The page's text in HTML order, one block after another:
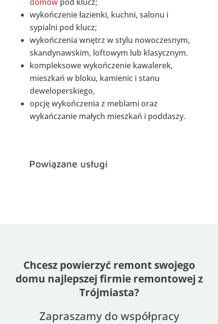
wykończenie łazienki, kuchni, salonu i
sypialni pod klucz;
wykończenia wnętrz w stylu nowoczesnym,
skandynawskim, loftowym lub klasycznym.
kompleksowe wykończenie kawalerek,
mieszkań w bloku, kamienic i stanu
deweloperskiego,
opcję wykończenia z meblami oraz
wykańczanie małych mieszkań i poddaszy.
Powiązane usługi
Chcesz powierzyć remont swojego
domu najlepszej firmie remontowej z
Trójmiasta?
Zapraszamy do współpracy